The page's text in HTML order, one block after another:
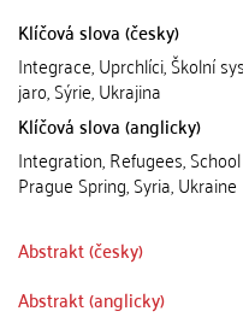
Klíčová slova (česky)
Integrace, Uprchlíci, Školní
jaro, Sýrie, Ukrajina
Klíčová slova (anglicky)
Integration, Refugees,
Prague Spring, Syria, Ukraine
Abstrakt (česky)
Abstrakt (anglicky)